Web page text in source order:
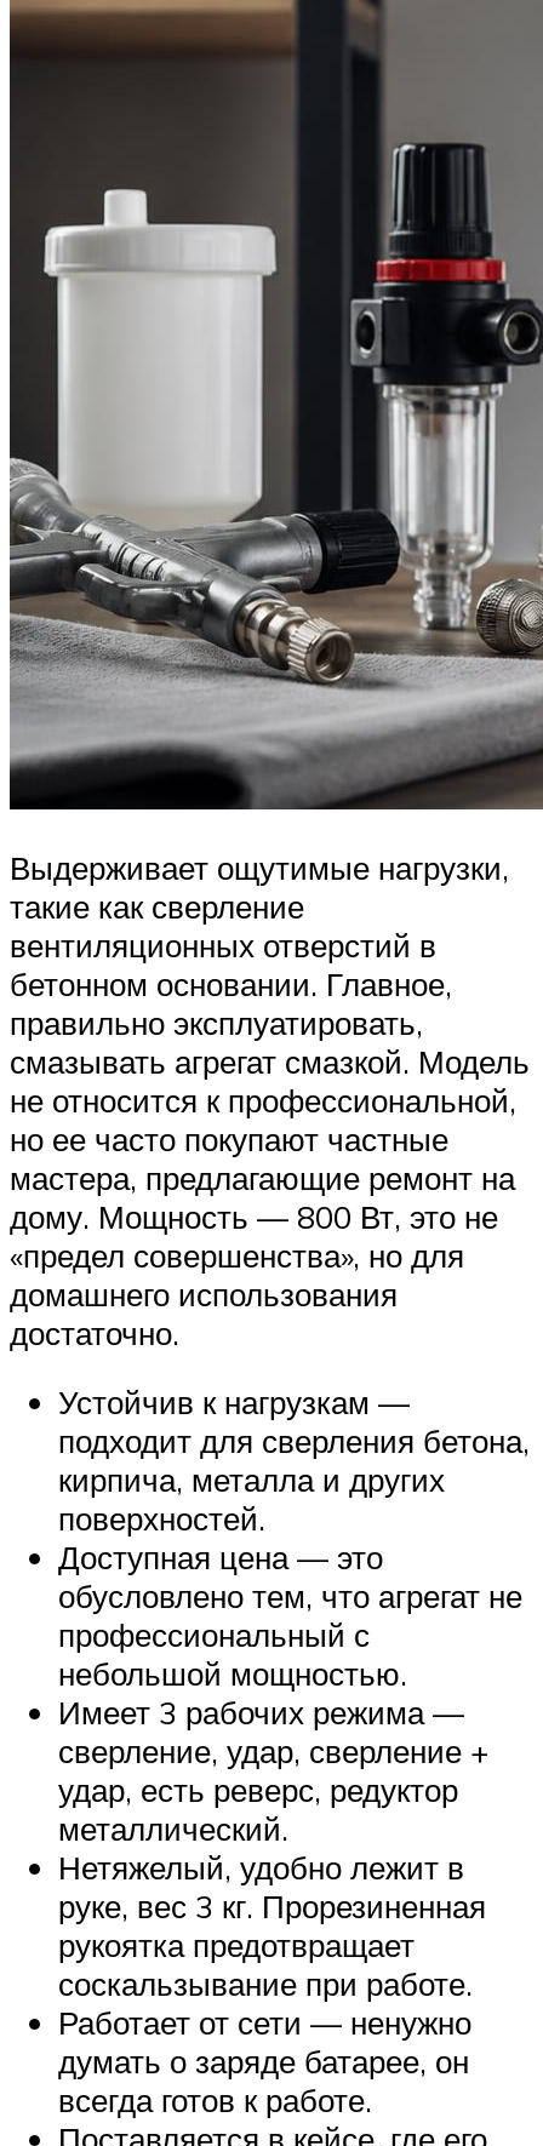
Выдерживает ощутимые нагрузки,
такие как сверление
вентиляционных отверстий в
бетонном основании. Главное,
правильно эксплуатировать,
смазывать агрегат смазкой. Модель
не относится к профессиональной,
но ее часто покупают частные
мастера, предлагающие ремонт на
дому. Мощность — 800 Вт, это не
«предел совершенства», но для
домашнего использования
достаточно.
Устойчив к нагрузкам —
подходит для сверления бетона,
кирпича, металла и других
поверхностей.
Доступная цена — это
обусловлено тем, что агрегат не
профессиональный с
небольшой мощностью.
Имеет 3 рабочих режима —
сверление, удар, сверление +
удар, есть реверс, редуктор
металлический.
Нетяжелый, удобно лежит в
руке, вес 3 кг. Прорезиненная
рукоятка предотвращает
соскальзывание при работе.
Работает от сети — ненужно
думать о заряде батарее, он
всегда готов к работе.